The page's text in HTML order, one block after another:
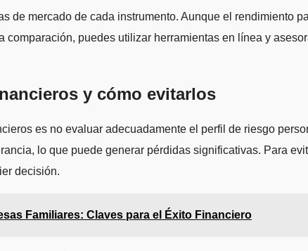
de mercado de cada instrumento. Aunque el rendimiento
puedes utilizar herramientas en línea y
y cómo evitarlos
es no evaluar adecuadamente el perfil de riesgo
lo que puede generar pérdidas significativas. Para
decisión.
Familiares: Claves para el Éxito Financiero